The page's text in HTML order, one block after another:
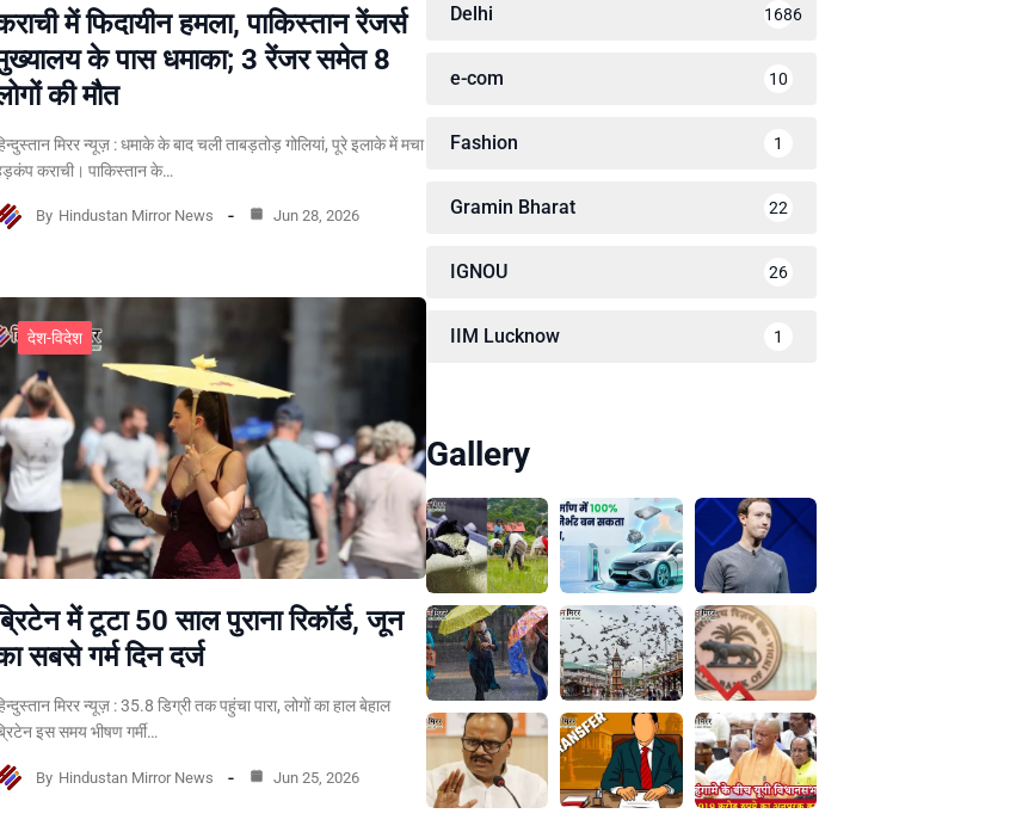
में फिदायीन हमला, पाकिस्तान रेंजर्स
के पास धमाका; 3 रेंजर समेत 8
की मौत
मिरर न्यूज़ : धमाके के बाद चली ताबड़तोड़ गोलियां, पूरे इलाके में मचा
कराची। पाकिस्तान के…
By Hindustan Mirror News Jun 28, 2026
देश-विदेश
में टूटा 50 साल पुराना रिकॉर्ड, जून
सबसे गर्म दिन दर्ज
मिरर न्यूज़ : 35.8 डिग्री तक पहुंचा पारा, लोगों का हाल बेहाल
इस समय भीषण गर्मी…
By Hindustan Mirror News Jun 25, 2026
Delhi 1686
e-com 10
Fashion 1
Gramin Bharat 22
IGNOU 26
IIM Lucknow 1
Gallery